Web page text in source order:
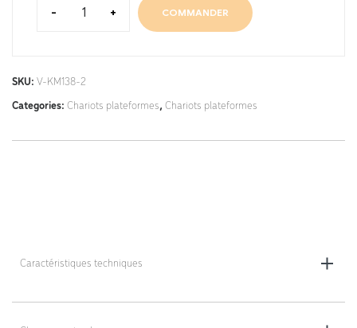
- + COMMANDER
SKU: V-KM138-2
Categories: Chariots plateformes, Chariots plateformes
Caractéristiques techniques
Dimensions totales (L x l x h) - au choix : 1000 x 700 x 1900 mm ou
1200 x 800 x 1900 mm